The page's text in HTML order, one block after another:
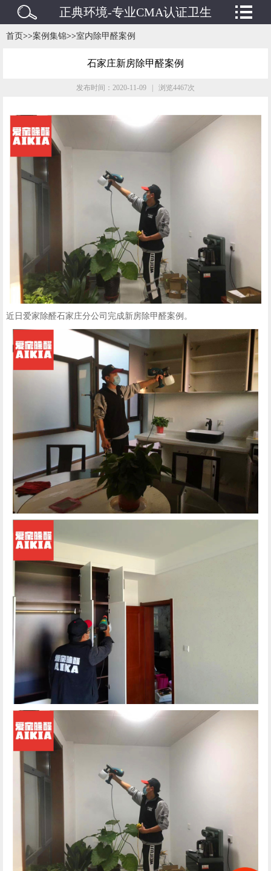
正典环境-专业CMA认证卫生
检测/水质检测/废水废气检测
机构
首页>>案例集锦>>室内除甲醛案例
石家庄新房除甲醛案例
发布时间：2020-11-09 | 浏览4467次
近日爱家除醛石家庄分公司完成新房除甲醛案例。